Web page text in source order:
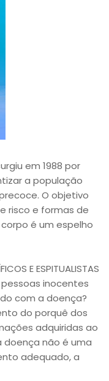
em 1988 por
a população
O objetivo
risco e formas de
é um espelho
E ESPITUALISTAS
inocentes
com a doença?
do porquê dos
adquiridas ao
doença não é uma
adequado, a